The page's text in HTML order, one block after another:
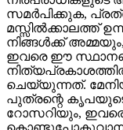
സമർപിക്കുക,
മസ്സിൽക്കാലത്ത്
നിങ്ങൾക്ക്
ഇവരെ ഈ
ചെയ്യുന്നത്.
പുത്രന്റെ കൃപയുടെ
റോസറിയും, ഇവരെ